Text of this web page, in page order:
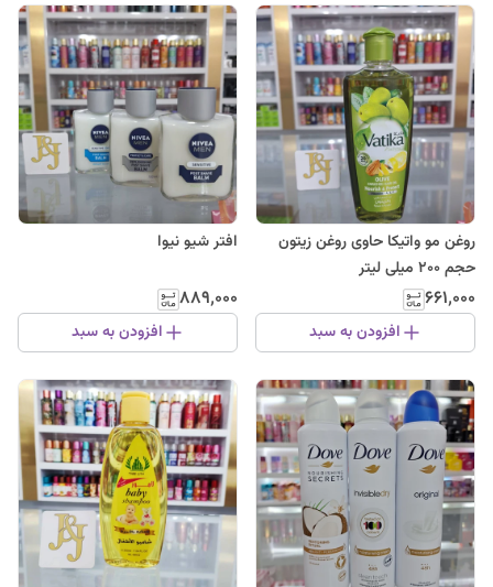
روغن مو واتیکا حاوی روغن زیتون
حجم 200 میلی لیتر
۶۶۱٬۰۰۰
افزودن به سبد
افتر شیو نیوا
۸۸۹٬۰۰۰
افزودن به سبد